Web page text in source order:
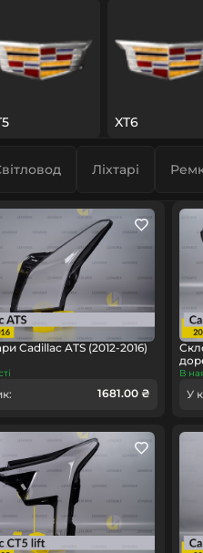
XT6
Ліхтарі
Cadillac ATS (2012-2016)
1681.00 ₴
В
У